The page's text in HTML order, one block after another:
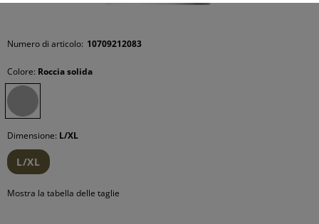
Numero di articolo: 10709212083
Colore: Roccia solida
Dimensione: L/XL
L/XL
Mostra la tabella delle taglie